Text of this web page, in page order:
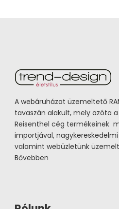
A webáruházat üzemeltető
tavaszán alakult, mely azóta
Reisenthel cég termékeinek
importjával,
valamint webüzletünk
Bővebben